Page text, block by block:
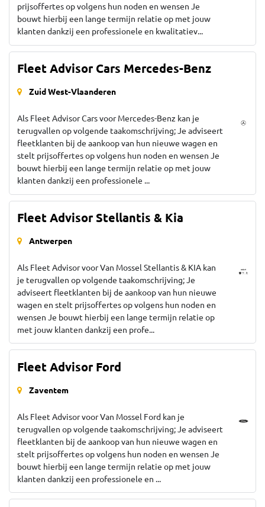
prijsoffertes op volgens hun noden en wensen Je
bouwt hierbij een lange termijn relatie op met jouw
klanten dankzij een professionele en kwalitatiev...
Fleet Advisor Cars Mercedes-Benz
Zuid West-Vlaanderen
Als Fleet Advisor Cars voor Mercedes-Benz kan je
terugvallen op volgende taakomschrijving; Je adviseert
fleetklanten bij de aankoop van hun nieuwe wagen en
stelt prijsoffertes op volgens hun noden en wensen Je
bouwt hierbij een lange termijn relatie op met jouw
klanten dankzij een professionele ...
Fleet Advisor Stellantis & Kia
Antwerpen
Als Fleet Advisor voor Van Mossel Stellantis & KIA kan
je terugvallen op volgende taakomschrijving; Je
adviseert fleetklanten bij de aankoop van hun nieuwe
wagen en stelt prijsoffertes op volgens hun noden en
wensen Je bouwt hierbij een lange termijn relatie op
met jouw klanten dankzij een profe...
Fleet Advisor Ford
Zaventem
Als Fleet Advisor voor Van Mossel Ford kan je
terugvallen op volgende taakomschrijving; Je adviseert
fleetklanten bij de aankoop van hun nieuwe wagen en
stelt prijsoffertes op volgens hun noden en wensen Je
bouwt hierbij een lange termijn relatie op met jouw
klanten dankzij een professionele en ...